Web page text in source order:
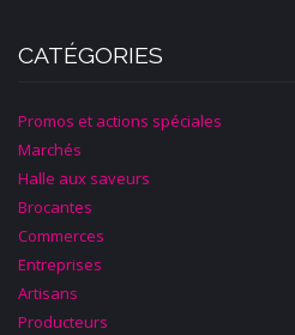
CATÉGORIES
Promos et actions spéciales
Marchés
Halle aux saveurs
Brocantes
Commerces
Entreprises
Artisans
Producteurs